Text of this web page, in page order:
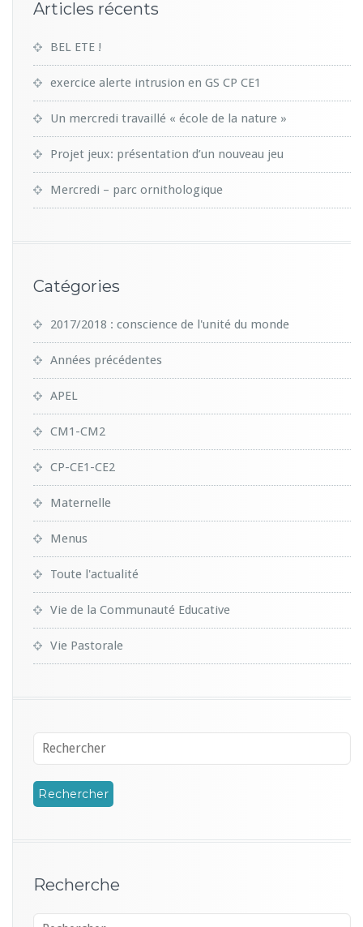
Articles récents
BEL ETE !
exercice alerte intrusion en GS CP CE1
Un mercredi travaillé « école de la nature »
Projet jeux: présentation d’un nouveau jeu
Mercredi – parc ornithologique
Catégories
2017/2018 : conscience de l'unité du monde
Années précédentes
APEL
CM1-CM2
CP-CE1-CE2
Maternelle
Menus
Toute l'actualité
Vie de la Communauté Educative
Vie Pastorale
Recherche